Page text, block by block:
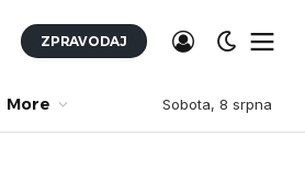
ZPRAVODAJ
More Sobota, 8 srpna